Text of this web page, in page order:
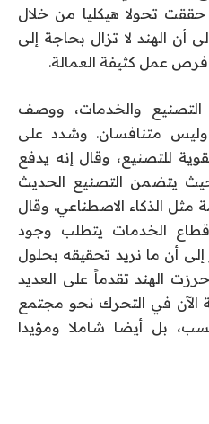
حققت تحولا هيكليا من خلال
أن الهند لا تزال بحاجة إلى
عمل كثيفة العمالة.
التصنيع والخدمات، ووصف
وليس متنافسان. وشدد على
للتصنيع، وقال إنه يدفع
يتضمن التصنيع الحديث
مثل الذكاء الاصطناعي. وقال
الخدمات يتطلب وجود
أن ما نريد تحقيقه بحلول
أحرزت الهند تقدماً على العديد
الآن في التحرك نحو مجتمع
بل أيضا شاملا ومؤيدا